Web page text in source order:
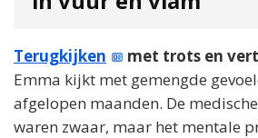
Terugkijken
met trots en
Emma kijkt met gemengde
afgelopen maanden. De
waren zwaar, maar het mentale